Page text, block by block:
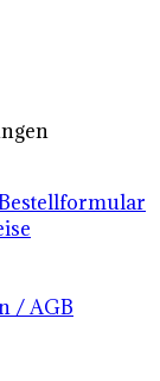
/ AGB